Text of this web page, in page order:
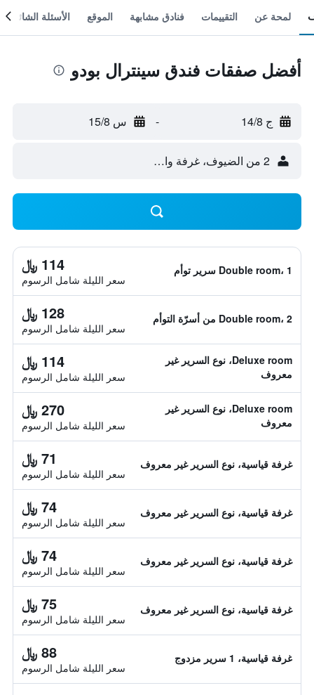
لمحة عن التقييمات فنادق مشابهة الموقع الأسئلة الشائعة
أفضل صفقات فندق سينترال بودو
ج 14/8 - س 15/8
2 من الضيوف، غرفة واحدة
Double room، 1 سرير توأم 114 ﷼
سعر الليلة شامل الرسوم
Double room، 2 من أسرّة التوأم 128 ﷼
سعر الليلة شامل الرسوم
Deluxe room، نوع السرير غير
معروف
114 ﷼
سعر الليلة شامل الرسوم
Deluxe room، نوع السرير غير
معروف
270 ﷼
سعر الليلة شامل الرسوم
غرفة قياسية، نوع السرير غير معروف 71 ﷼
سعر الليلة شامل الرسوم
غرفة قياسية، نوع السرير غير معروف 74 ﷼
سعر الليلة شامل الرسوم
غرفة قياسية، نوع السرير غير معروف 74 ﷼
سعر الليلة شامل الرسوم
غرفة قياسية، نوع السرير غير معروف 75 ﷼
سعر الليلة شامل الرسوم
غرفة قياسية، 1 سرير مزدوج 88 ﷼
سعر الليلة شامل الرسوم